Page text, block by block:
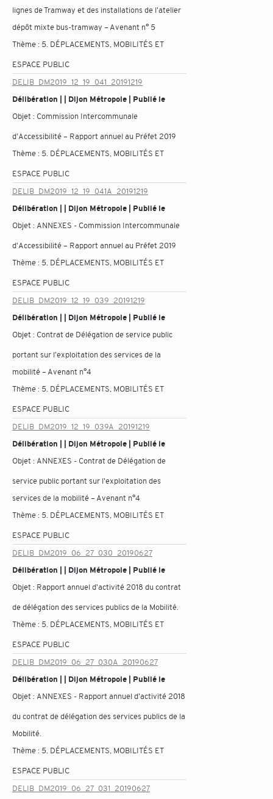
lignes de Tramway et des installations de l'atelier
dépôt mixte bus-tramway – Avenant n° 5
Thème : 5. DÉPLACEMENTS, MOBILITÉS ET
ESPACE PUBLIC
DELIB_DM2019_12_19_041_20191219
Délibération | | Dijon Métropole | Publié le
Objet : Commission Intercommunale
d'Accessibilité – Rapport annuel au Préfet 2019
Thème : 5. DÉPLACEMENTS, MOBILITÉS ET
ESPACE PUBLIC
DELIB_DM2019_12_19_041A_20191219
Délibération | | Dijon Métropole | Publié le
Objet : ANNEXES - Commission Intercommunale
d'Accessibilité – Rapport annuel au Préfet 2019
Thème : 5. DÉPLACEMENTS, MOBILITÉS ET
ESPACE PUBLIC
DELIB_DM2019_12_19_039_20191219
Délibération | | Dijon Métropole | Publié le
Objet : Contrat de Délégation de service public
portant sur l'exploitation des services de la
mobilité – Avenant n°4
Thème : 5. DÉPLACEMENTS, MOBILITÉS ET
ESPACE PUBLIC
DELIB_DM2019_12_19_039A_20191219
Délibération | | Dijon Métropole | Publié le
Objet : ANNEXES - Contrat de Délégation de
service public portant sur l'exploitation des
services de la mobilité – Avenant n°4
Thème : 5. DÉPLACEMENTS, MOBILITÉS ET
ESPACE PUBLIC
DELIB_DM2019_06_27_030_20190627
Délibération | | Dijon Métropole | Publié le
Objet : Rapport annuel d'activité 2018 du contrat
de délégation des services publics de la Mobilité.
Thème : 5. DÉPLACEMENTS, MOBILITÉS ET
ESPACE PUBLIC
DELIB_DM2019_06_27_030A_20190627
Délibération | | Dijon Métropole | Publié le
Objet : ANNEXES - Rapport annuel d'activité 2018
du contrat de délégation des services publics de la
Mobilité.
Thème : 5. DÉPLACEMENTS, MOBILITÉS ET
ESPACE PUBLIC
DELIB_DM2019_06_27_031_20190627